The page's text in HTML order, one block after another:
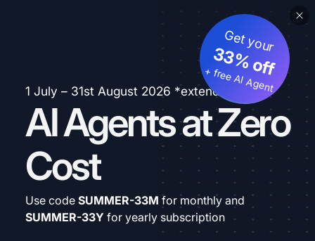
1 July – 31st August 2026 *extended
AI Agents at Zero
Cost
Get your
33% off
+ free AI Agent
Use code SUMMER-33M for monthly and
SUMMER-33Y for yearly subscription